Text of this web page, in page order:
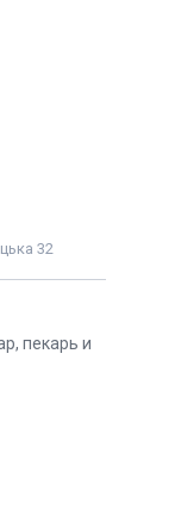
32
пекарь и